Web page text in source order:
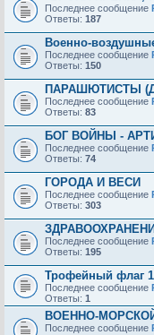
Последнее сообщение
Ответы: 187
Военно-
Последнее сообщение
Ответы: 150
ПАРАШЮТИСТЫ
Последнее сообщение
Ответы: 83
БОГ ВОЙНЫ -
Последнее сообщение
Ответы: 74
ГОРОДА И ВЕСИ
Последнее сообщение
Ответы: 303
Последнее сообщение
Ответы: 195
Трофейный флаг
Последнее сообщение
Ответы: 1
ВОЕННО-
Последнее сообщение